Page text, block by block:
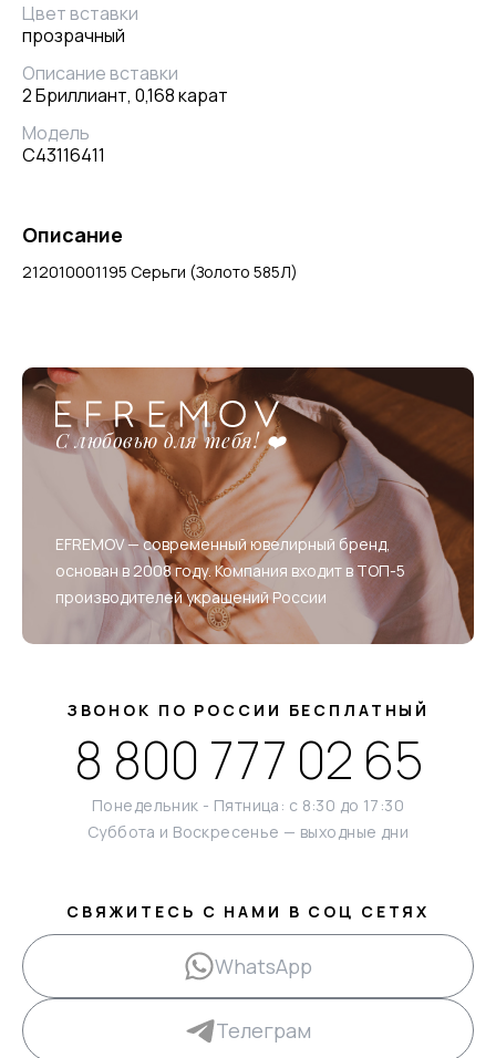
Цвет вставки
прозрачный
Описание вставки
2 Бриллиант, 0,168 карат
Модель
С43116411
Описание
212010001195 Серьги (Золото 585Л)
С любовью для тебя! ❤️
EFREMOV — современный ювелирный бренд,
основан в 2008 году. Компания входит в ТОП-5
производителей украшений России
ЗВОНОК ПО РОССИИ БЕСПЛАТНЫЙ
8 800 777 02 65
Понедельник - Пятница: с 8:30 до 17:30
Суббота и Воскресенье — выходные дни
СВЯЖИТЕСЬ С НАМИ В СОЦ СЕТЯХ
WhatsApp
Телеграм